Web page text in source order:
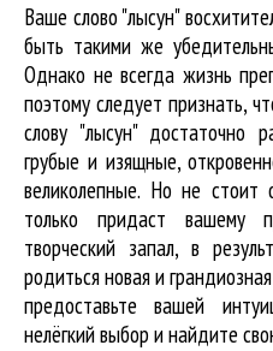
Ваше слово "лысун"
быть такими же
Однако не всегда жизнь
поэтому следует признать,
слову "лысун" достаточно
грубые и изящные,
великолепные. Но не стоит
только придаст вашему
творческий запал, в
родиться новая и
предоставьте вашей
нелёгкий выбор и найдите